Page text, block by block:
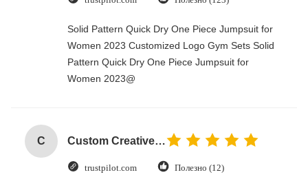
Solid Pattern Quick Dry One Piece Jumpsuit for
Women 2023 Customized Logo Gym Sets Solid
Pattern Quick Dry One Piece Jumpsuit for
Women 2023@
C Custom Creative Goodie Christmas Kraft Paper Gift Bag with Your Own Logo for Xmas Decorative Party
trustpilot.com Полезно (12)